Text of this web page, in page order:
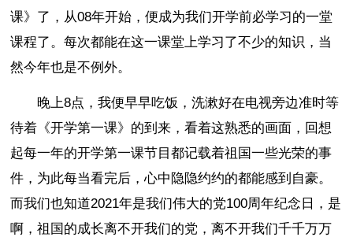
课》了，从08年开始，便成为我们开学前必学习的一堂
课程了。每次都能在这一课堂上学习了不少的知识，当
然今年也是不例外。
晚上8点，我便早早吃饭，洗漱好在电视旁边准时等
待着《开学第一课》的到来，看着这熟悉的画面，回想
起每一年的开学第一课节目都记载着祖国一些光荣的事
件，为此每当看完后，心中隐隐约约的都能感到自豪。
而我们也知道2021年是我们伟大的党100周年纪念日，是
啊，祖国的成长离不开我们的党，离不开我们千千万万